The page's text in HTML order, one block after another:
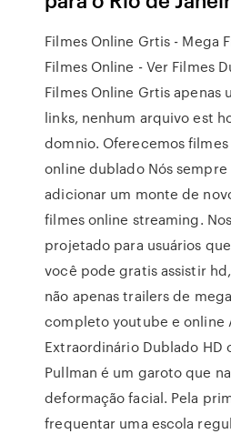
Filmes Online Grtis - Mega
Filmes Online - Ver Filmes
Filmes Online Grtis apenas
links, nenhum arquivo est
domnio. Oferecemos
online dublado Nós
adicionar um monte de
filmes online streaming.
projetado para usuários
você pode gratis assistir
não apenas trailers de
completo youtube e online
Extraordinário Dublado HD
Pullman é um garoto que
deformação facial. Pela
frequentar uma escola